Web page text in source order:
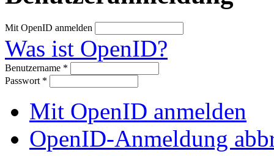
Mit OpenID anmelden
Was ist OpenID?
Benutzername *
Passwort *
Mit OpenID anmelden
OpenID-Anmeldung